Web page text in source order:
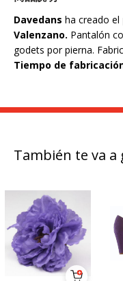
Davedans ha creado el
Valenzano. Pantalón
godets por pierna.
Tiempo de
También te va a